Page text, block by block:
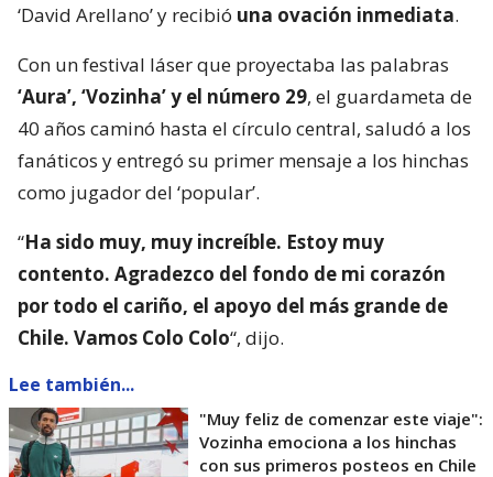
‘David Arellano’ y recibió una ovación inmediata.
Con un festival láser que proyectaba las palabras
‘Aura’, ‘Vozinha’ y el número 29, el guardameta de
40 años caminó hasta el círculo central, saludó a los
fanáticos y entregó su primer mensaje a los hinchas
como jugador del ‘popular’.
“Ha sido muy, muy increíble. Estoy muy
contento. Agradezco del fondo de mi corazón
por todo el cariño, el apoyo del más grande de
Chile. Vamos Colo Colo“, dijo.
Lee también...
"Muy feliz de comenzar este viaje":
Vozinha emociona a los hinchas
con sus primeros posteos en Chile